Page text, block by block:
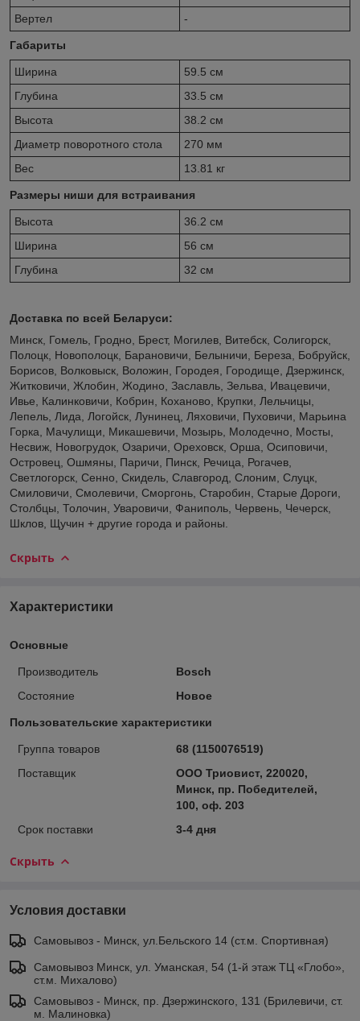
Вертел
-
Габариты
Ширина
59.5 см
Глубина
33.5 см
Высота
38.2 см
Диаметр поворотного стола
270 мм
Вес
13.81 кг
Размеры ниши для встраивания
Высота
36.2 см
Ширина
56 см
Глубина
32 см
Доставка по всей Беларуси:
Минск, Гомель, Гродно, Брест, Могилев, Витебск, Солигорск,
Полоцк, Новополоцк, Барановичи, Белыничи, Береза, Бобруйск,
Борисов, Волковыск, Воложин, Городея, Городище, Дзержинск,
Житковичи, Жлобин, Жодино, Заславль, Зельва, Ивацевичи,
Ивье, Калинковичи, Кобрин, Коханово, Крупки, Лельчицы,
Лепель, Лида, Логойск, Лунинец, Ляховичи, Пуховичи, Марьина
Горка, Мачулищи, Микашевичи, Мозырь, Молодечно, Мосты,
Несвиж, Новогрудок, Озаричи, Ореховск, Орша, Осиповичи,
Островец, Ошмяны, Паричи, Пинск, Речица, Рогачев,
Светлогорск, Сенно, Скидель, Славгород, Слоним, Слуцк,
Смиловичи, Смолевичи, Сморгонь, Старобин, Старые Дороги,
Столбцы, Толочин, Уваровичи, Фаниполь, Червень, Чечерск,
Шклов, Щучин + другие города и районы.
Скрыть
Характеристики
Основные
Производитель
Bosch
Состояние
Новое
Пользовательские характеристики
Группа товаров
68 (1150076519)
Поставщик
ООО Триовист, 220020,
Минск, пр. Победителей,
100, оф. 203
Срок поставки
3-4 дня
Скрыть
Условия доставки
Самовывоз - Минск, ул.Бельского 14 (ст.м. Спортивная)
Самовывоз Минск, ул. Уманская, 54 (1-й этаж ТЦ «Глобо»,
ст.м. Михалово)
Самовывоз - Минск, пр. Дзержинского, 131 (Брилевичи, ст.
м. Малиновка)